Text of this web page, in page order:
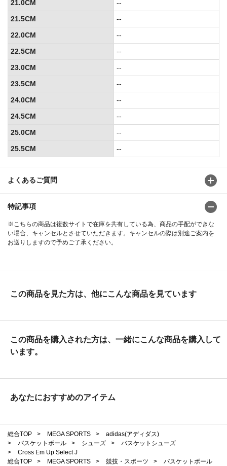
よくあるご質問
特記事項
※こちらの商品は複数サイトで在庫を共有している為、商品の手配ができな
い場合、キャンセルとさせていただきます。キャンセルの際は別途ご案内を
お送りしますので予めご了承ください。
21.0CM
--
21.5CM
--
22.0CM
--
22.5CM
--
23.0CM
--
23.5CM
--
24.0CM
--
24.5CM
--
25.0CM
--
25.5CM
--
この商品を見た方は、他にこんな商品を見ています
この商品を購入された方は、一緒にこんな商品を購入して
います。
あなたにおすすめのアイテム
総合TOP > MEGA SPORTS >
adidas(アディダス)
>
バスケットボール > シューズ >
バスケットシューズ
>
Cross Em Up Select J
総合TOP
> MEGA SPORTS > 競技・スポーツ >
バスケットボール